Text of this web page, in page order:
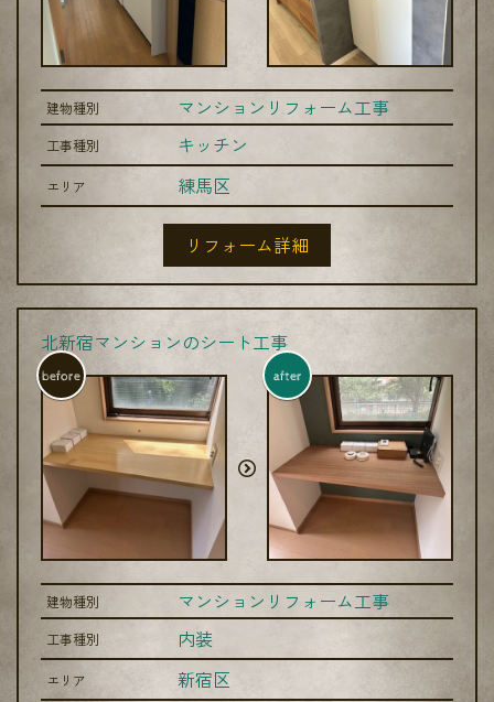
建物種別 マンションリフォーム工事
工事種別 キッチン
エリア 練馬区
リフォーム詳細
北新宿マンションのシート工事
before after
建物種別 マンションリフォーム工事
工事種別 内装
エリア 新宿区